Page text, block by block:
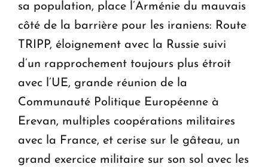
sa population, place l’Arménie du mauvais
côté de la barrière pour les iraniens: Route
TRIPP, éloignement avec la Russie suivi
d’un rapprochement toujours plus étroit
avec l’UE, grande réunion de la
Communauté Politique Européenne à
Erevan, multiples coopérations militaires
avec la France, et cerise sur le gâteau, un
grand exercice militaire sur son sol avec les